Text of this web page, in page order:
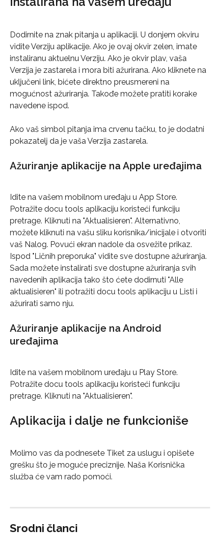
Dodirnite na znak pitanja u aplikaciji. U donjem okviru
vidite Verziju aplikacije. Ako je ovaj okvir zelen, imate
instaliranu aktuelnu Verziju. Ako je okvir plav, vaša
Verzija je zastarela i mora biti ažurirana. Ako kliknete na
uključeni link, bićete direktno preusmereni na
mogućnost ažuriranja. Takođe možete pratiti korake
navedene ispod.
Ako vaš simbol pitanja ima crvenu tačku, to je dodatni
pokazatelj da je vaša Verzija zastarela.
Ažuriranje aplikacije na Apple uređajima
Idite na vašem mobilnom uređaju u App Store.
Potražite docu tools aplikaciju koristeći funkciju
pretrage. Kliknuti na "Aktualisieren". Alternativno,
možete kliknuti na vašu sliku korisnika/inicijale i otvoriti
vaš Nalog. Povući ekran nadole da osvežite prikaz.
Ispod "Ličnih preporuka" vidite sve dostupne ažuriranja.
Sada možete instalirati sve dostupne ažuriranja svih
navedenih aplikacija tako što ćete dodirnuti "Alle
aktualisieren" ili potražiti docu tools aplikaciju u Listi i
ažurirati samo nju.
Ažuriranje aplikacije na Android
uređajima
Idite na vašem mobilnom uređaju u Play Store.
Potražite docu tools aplikaciju koristeći funkciju
pretrage. Kliknuti na "Aktualisieren".
Aplikacija i dalje ne funkcioniše
Molimo vas da podnesete Tiket za uslugu i opišete
grešku što je moguće preciznije. Naša Korisnička
služba će vam rado pomoći.
Srodni članci